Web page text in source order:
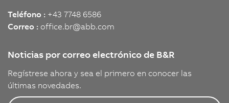
Teléfono : +43 7748 6586
Correo : office.br@abb.com
Noticias por correo electrónico de B&R
Regístrese ahora y sea el primero en conocer las
últimas novedades.